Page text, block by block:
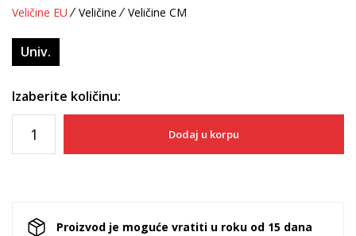
Veličine EU Veličine Veličine CM
Univ.
Izaberite količinu:
Dodaj u korpu
Proizvod je moguće vratiti u roku od 15 dana